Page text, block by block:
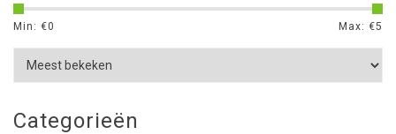
Min: €0 Max: €5
Categorieën